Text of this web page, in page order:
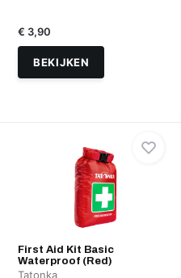
€ 3,90
BEKIJKEN
First Aid Kit Basic
Waterproof (Red)
Tatonka